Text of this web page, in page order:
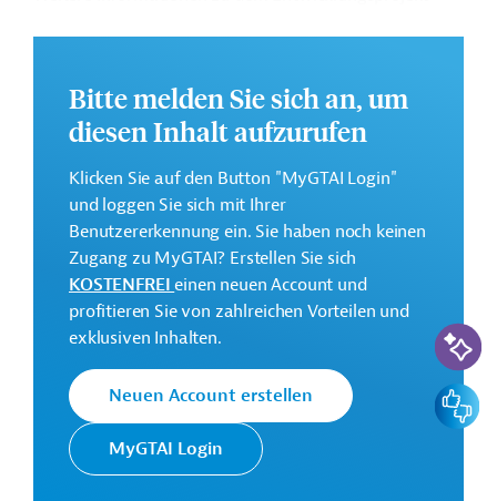
GTAI informiert über dieIDB : Schwerpunkte, Regularien
und praktische Hinweise zur Geschäftsanbahnung.
138,5 Millionen US-Dollar
Geberbeitrag:
138,5 Millionen US-Dollar (Darlehen)
Kontaktadresse
Interamerikanische
Die IDB ist die wichtigste
multilaterale
Bitte melden Sie sich an, um
diesen Inhalt aufzurufen
Klicken Sie auf den Button "MyGTAI Login"
und loggen Sie sich mit Ihrer
Benutzererkennung ein. Sie haben noch keinen
Zugang zu MyGTAI? Erstellen Sie sich
KOSTENFREIeinen neuen Account und
profitieren Sie von zahlreichen Vorteilen und
exklusiven Inhalten.
Neuen Account erstellen
MyGTAI Login
KI-